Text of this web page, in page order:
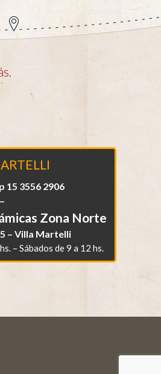
15 3556 2906
Zona Norte
– Villa Martelli
– Sábados de 9 a 12 hs.